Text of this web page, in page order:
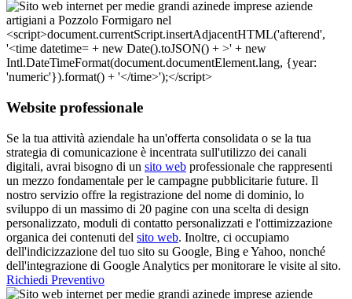
Website professionale
Se la tua attività aziendale ha un'offerta consolidata o se la tua
strategia di comunicazione è incentrata sull'utilizzo dei canali
digitali, avrai bisogno di un sito web professionale che rappresenti
un mezzo fondamentale per le campagne pubblicitarie future. Il
nostro servizio offre la registrazione del nome di dominio, lo
sviluppo di un massimo di 20 pagine con una scelta di design
personalizzato, moduli di contatto personalizzati e l'ottimizzazione
organica dei contenuti del sito web. Inoltre, ci occupiamo
dell'indicizzazione del tuo sito su Google, Bing e Yahoo, nonché
dell'integrazione di Google Analytics per monitorare le visite al sito.
Richiedi Preventivo